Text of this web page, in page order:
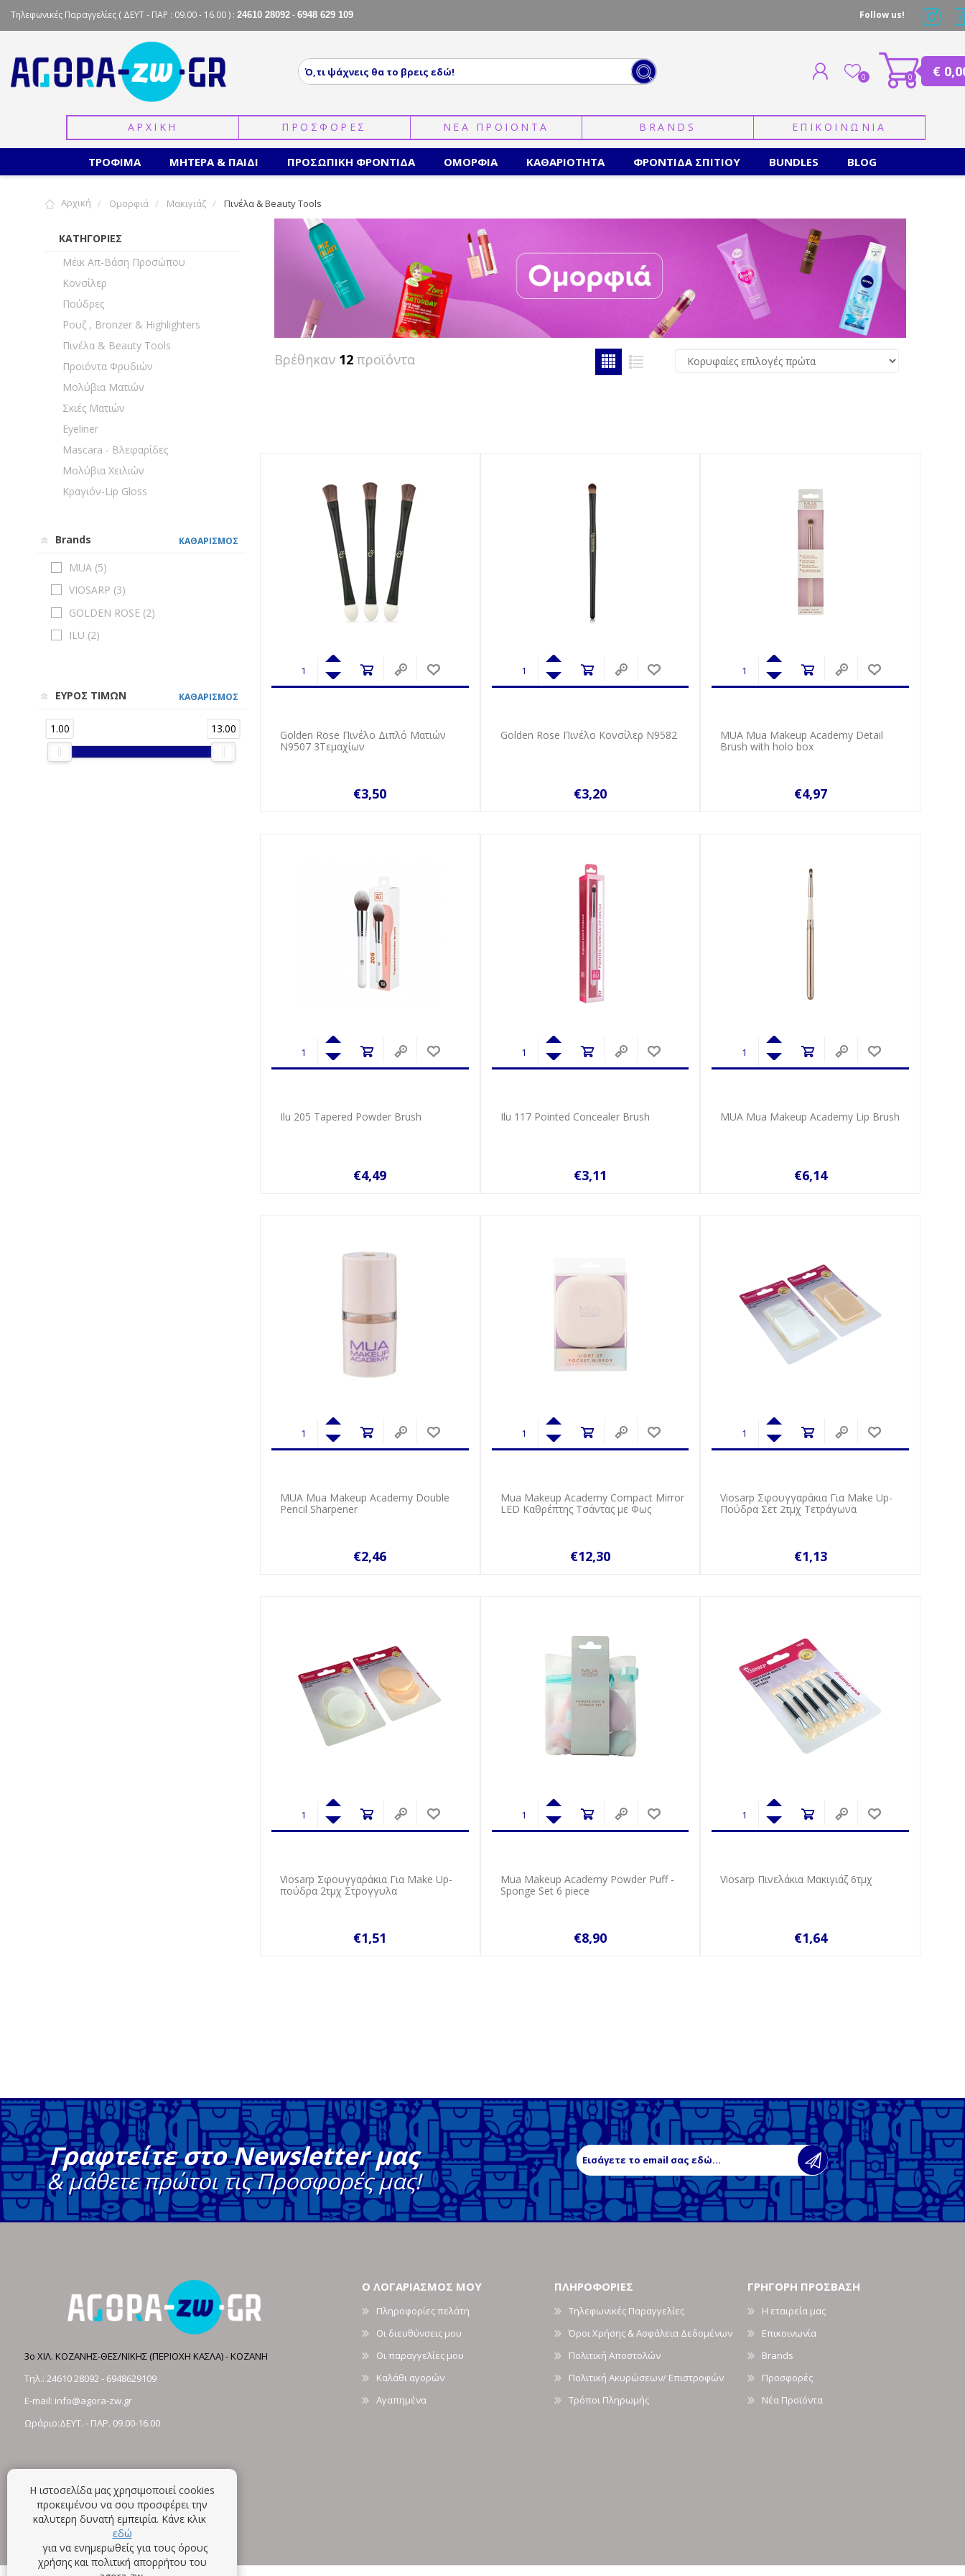
Τηλεφωνικές Παραγγελίες ( ΔΕΥΤ - ΠΑΡ : 09.00 - 16.00 ) : 24610 28092 - 6948 629 109 Follow us!
ΣΥΝΔΕΣΗ
0 €
0
ΑΡΧΙΚΗ ΠΡΟΣΦΟΡΕΣ ΝΕΑ ΠΡΟΙΟΝΤΑ BRANDS ΕΠΙΚΟΙΝΩΝΙΑ
ΤΡΟΦΙΜΑ ΜΗΤΕΡΑ & ΠΑΙΔΙ ΠΡΟΣΩΠΙΚΗ ΦΡΟΝΤΙΔΑ ΟΜΟΡΦΙΑ ΚΑΘΑΡΙΟΤΗΤΑ ΦΡΟΝΤΙΔΑ ΣΠΙΤΙΟΥ BUNDLES BLOG
Αρχική Ομορφιά Μακιγιάζ Πινέλα & Beauty Tools
ΚΑΤΗΓΟΡΙΕΣ
Μέικ Απ-Βάση Προσώπου
Κονσίλερ
Πούδρες
Ρουζ , Bronzer & Highlighters
Πινέλα & Beauty Tools
Προιόντα Φρυδιών
Μολύβια Ματιών
Σκιές Ματιών
Eyeliner
Mascara - Βλεφαρίδες
Μολύβια Χειλιών
Κραγιόν-Lip Gloss
Brands ΚΑΘΑΡΙΣΜΟΣ
MUA (5)
VIOSARP (3)
GOLDEN ROSE (2)
ILU (2)
ΕΥΡΟΣ ΤΙΜΩΝ ΚΑΘΑΡΙΣΜΟΣ
1.00 13.00
Βρέθηκαν 12 προϊόντα
Golden Rose Πινέλο Διπλό Ματιών
Ν9507 3Τεμαχίων
€3,50
Golden Rose Πινέλο Κονσίλερ Ν9582
€3,20
MUA Mua Makeup Academy Detail
Brush with holo box
€4,97
Ilu 205 Tapered Powder Brush
€4,49
Ilu 117 Pointed Concealer Brush
€3,11
MUA Mua Makeup Academy Lip Brush
€6,14
MUA Mua Makeup Academy Double
Pencil Sharpener
€2,46
Mua Makeup Academy Compact Mirror
LED Καθρέπτης Τσάντας με Φως
€12,30
Viosarp Σφουγγαράκια Για Make Up-
Πούδρα Σετ 2τμχ Τετράγωνα
€1,13
Viosarp Σφουγγαράκια Για Make Up-
πούδρα 2τμχ Στρογγυλα
€1,51
Mua Makeup Academy Powder Puff -
Sponge Set 6 piece
€8,90
Viosarp Πινελάκια Μακιγιάζ 6τμχ
€1,64
Γραφτείτε στο Newsletter μας
& μάθετε πρώτοι τις Προσφορές μας!
3ο ΧΙΛ. ΚΟΖΑΝΗΣ-ΘΕΣ/ΝΙΚΗΣ (ΠΕΡΙΟΧΗ ΚΑΣΛΑ) - ΚΟΖΑΝΗ
Τηλ.: 24610 28092- 6948629109
E-mail: info@agora-zw.gr
Ωράριο:ΔΕΥΤ. - ΠΑΡ. 09.00-16.00
Ο ΛΟΓΑΡΙΑΣΜΟΣ ΜΟΥ
Πληροφορίες πελάτη
Οι διευθύνσεις μου
Οι παραγγελίες μου
Καλάθι αγορών
Αγαπημένα
ΠΛΗΡΟΦΟΡΙΕΣ
Τηλεφωνικές Παραγγελίες
Όροι Χρήσης & Ασφάλεια Δεδομένων
Πολιτική Αποστολών
Πολιτική Ακυρώσεων/ Επιστροφών
Τρόποι Πληρωμής
ΓΡΗΓΟΡΗ ΠΡΟΣΒΑΣΗ
Η εταιρεία μας
Επικοινωνία
Brands
Προσφορές
Νέα Προϊόντα
Η ιστοσελίδα μας χρησιμοποιεί cookies
προκειμένου να σου προσφέρει την
καλυτερη δυνατή εμπειρία. Κάνε κλικ
εδώ
για να ενημερωθείς για τους όρους
χρήσης και πολιτική απορρήτου του